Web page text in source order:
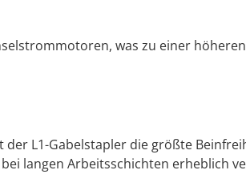
was zu ein­er
L1-Gabel­sta­pler die größte
lan­gen Arbeitss­chicht­en erhe­blich